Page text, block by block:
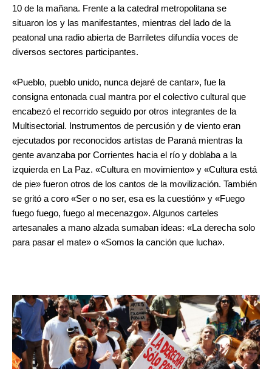
10 de la mañana. Frente a la catedral metropolitana se
situaron los y las manifestantes, mientras del lado de la
peatonal una radio abierta de Barriletes difundía voces de
diversos sectores participantes.
«Pueblo, pueblo unido, nunca dejaré de cantar», fue la
consigna entonada cual mantra por el colectivo cultural que
encabezó el recorrido seguido por otros integrantes de la
Multisectorial. Instrumentos de percusión y de viento eran
ejecutados por reconocidos artistas de Paraná mientras la
gente avanzaba por Corrientes hacia el río y doblaba a la
izquierda en La Paz. «Cultura en movimiento» y «Cultura está
de pie» fueron otros de los cantos de la movilización. También
se gritó a coro «Ser o no ser, esa es la cuestión» y «Fuego
fuego fuego, fuego al mecenazgo». Algunos carteles
artesanales a mano alzada sumaban ideas: «La derecha solo
para pasar el mate» o «Somos la canción que lucha».